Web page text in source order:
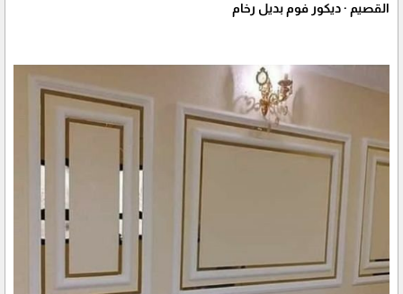
القصيم · ديكور فوم بديل رخام